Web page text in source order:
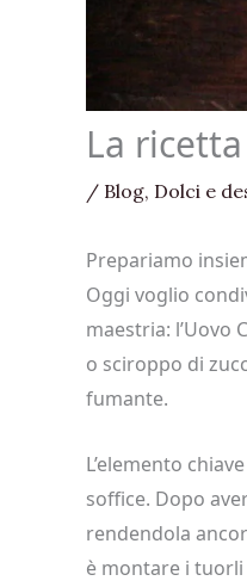
La
/ Blog, Dolci e
Prepariamo
Oggi voglio
maestria: l’Uovo
o sciroppo di
fumante.
L’elemento
soffice. Dopo
rendendola
è montare i